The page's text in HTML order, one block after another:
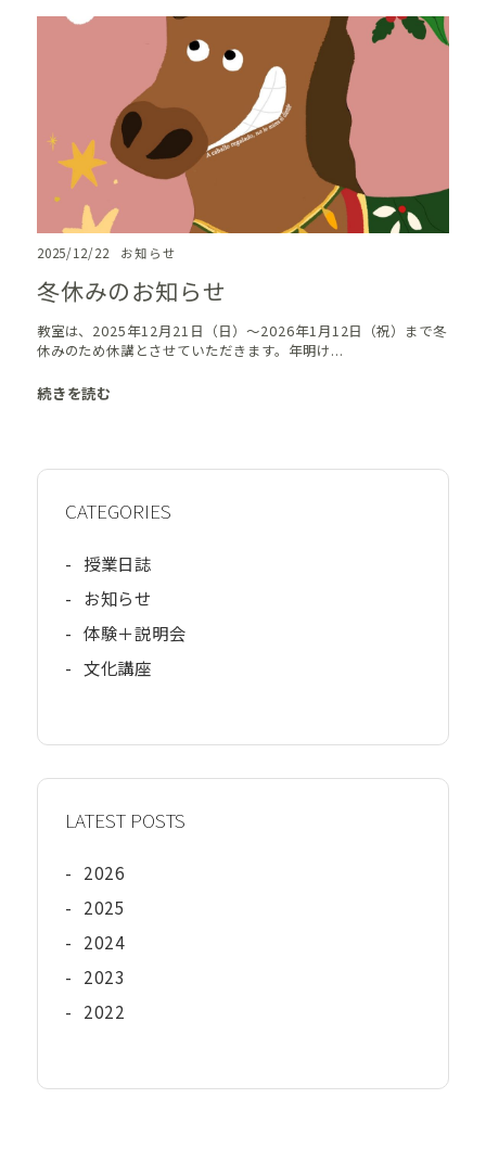
2025/12/22 お知らせ
冬休みのお知らせ
教室は、2025年12月21日（日）～2026年1月12日（祝）まで冬
休みのため休講とさせていただきます。年明け...
続きを読む
CATEGORIES
- 授業日誌
- お知らせ
- 体験＋説明会
- 文化講座
LATEST POSTS
- 2026
- 2025
- 2024
- 2023
- 2022